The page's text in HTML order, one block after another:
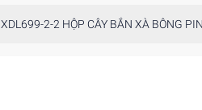
XDL699-2-2 HỘP CÂY BẮN XÀ BÔNG